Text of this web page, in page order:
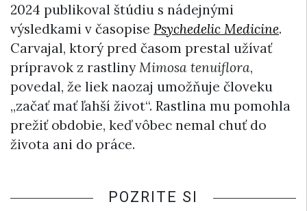
2024 publikoval štúdiu s nádejnými
výsledkami v časopise Psychedelic Medicine.
Carvajal, ktorý pred časom prestal užívať
prípravok z rastlinyMimosa tenuiflora,
povedal, že liek naozaj umožňuje človeku
„začať mať ľahší život“. Rastlina mu pomohla
prežiť obdobie, keď vôbec nemal chuť do
života ani do práce.
POZRITE SI